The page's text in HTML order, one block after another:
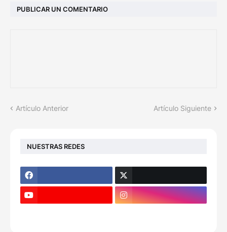
PUBLICAR UN COMENTARIO
Artículo Anterior Artículo Siguiente
NUESTRAS REDES